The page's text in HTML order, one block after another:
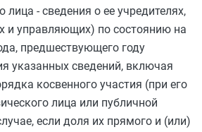
лица - сведения о ее учредителях,
и управляющих) по состоянию на
предшествующего году
указанных сведений, включая
косвенного участия (при его
лица или публичной
если доля их прямого и (или)